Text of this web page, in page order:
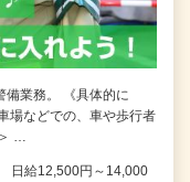
備業務。 《具体的に
などでの、車や歩行者
…
日給12,500円～14,000